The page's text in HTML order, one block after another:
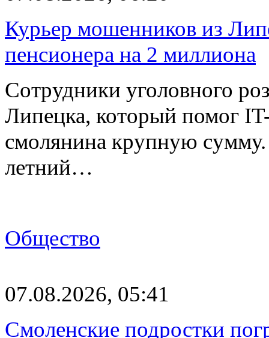
Курьер мошенников из
пенсионера на 2 миллиона
Сотрудники уголовного
Липецка, который помог
смолянина крупную
летний…
Общество
07.08.2026, 05:41
Смоленские подростки